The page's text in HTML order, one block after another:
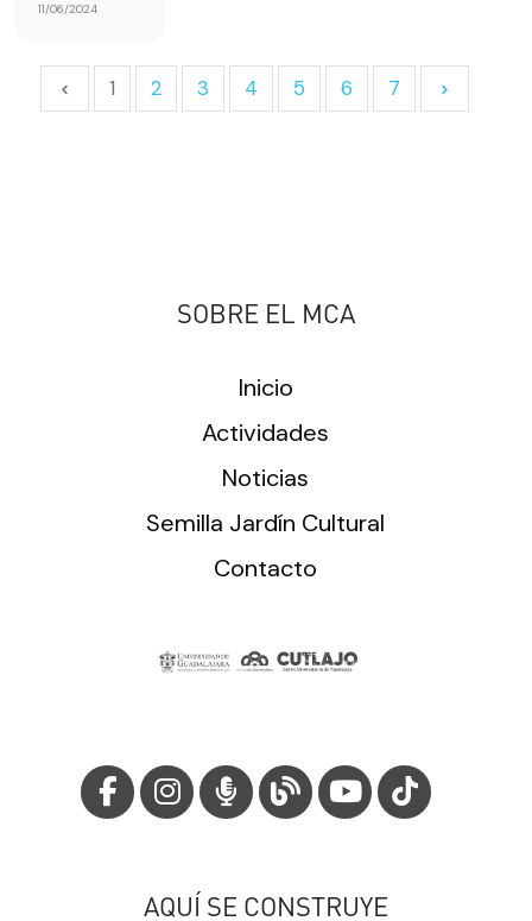
11/06/2024
1 2 3 4 5 6 7
SOBRE EL MCA
Inicio
Actividades
Noticias
Semilla Jardín Cultural
Contacto
AQUÍ SE CONSTRUYE